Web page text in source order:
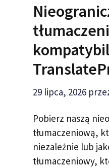
29 lipca, 2026
Pobierz naszą
tłumaczeniową,
niezależnie lub
tłumaczeniowy,